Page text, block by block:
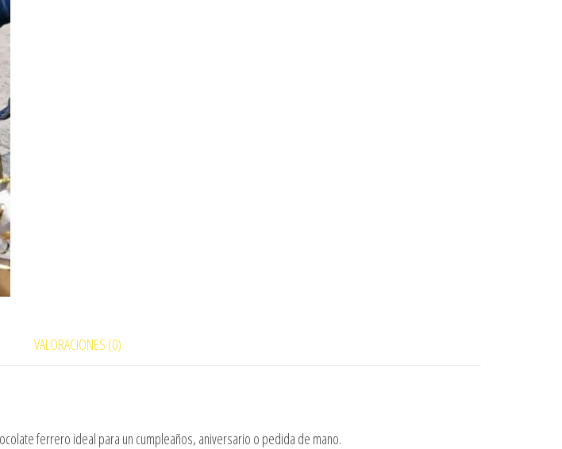
VALORACIONES (0)
ferrero ideal para un cumpleaños, aniversario o pedida de mano.